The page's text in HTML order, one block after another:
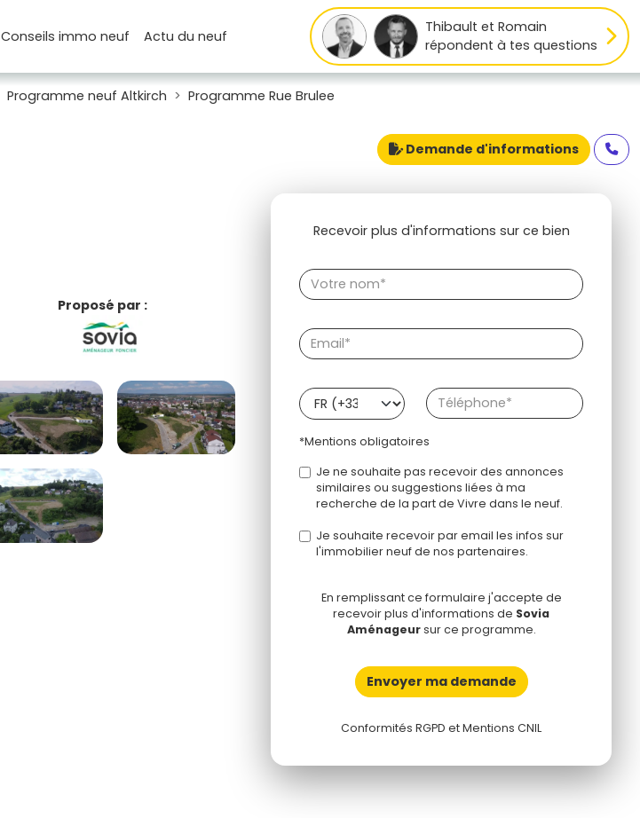
Conseilsimmo neuf Actudu neuf
Thibault et Romain
répondent à tes questions
Programme neuf Altkirch Programme Rue Brulee
Demande d'informations
Proposé par :
Recevoir plus d'informations sur ce bien
*Mentions obligatoires
Je ne souhaite pas recevoir des annonces
similaires ou suggestions liées à ma
recherche de la part de Vivre dans le neuf.
Je souhaite recevoir par email les infos sur
l'immobilier neuf de nos partenaires.
En remplissant ce formulaire j'accepte de
recevoir plus d'informations de Sovia
Aménageursur ce programme.
Envoyer ma demande
Conformités RGPD et Mentions CNIL